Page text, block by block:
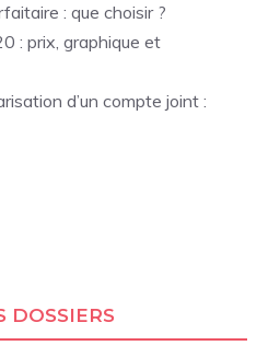
: que choisir ?
: prix, graphique et
d’un compte joint :
DOSSIERS